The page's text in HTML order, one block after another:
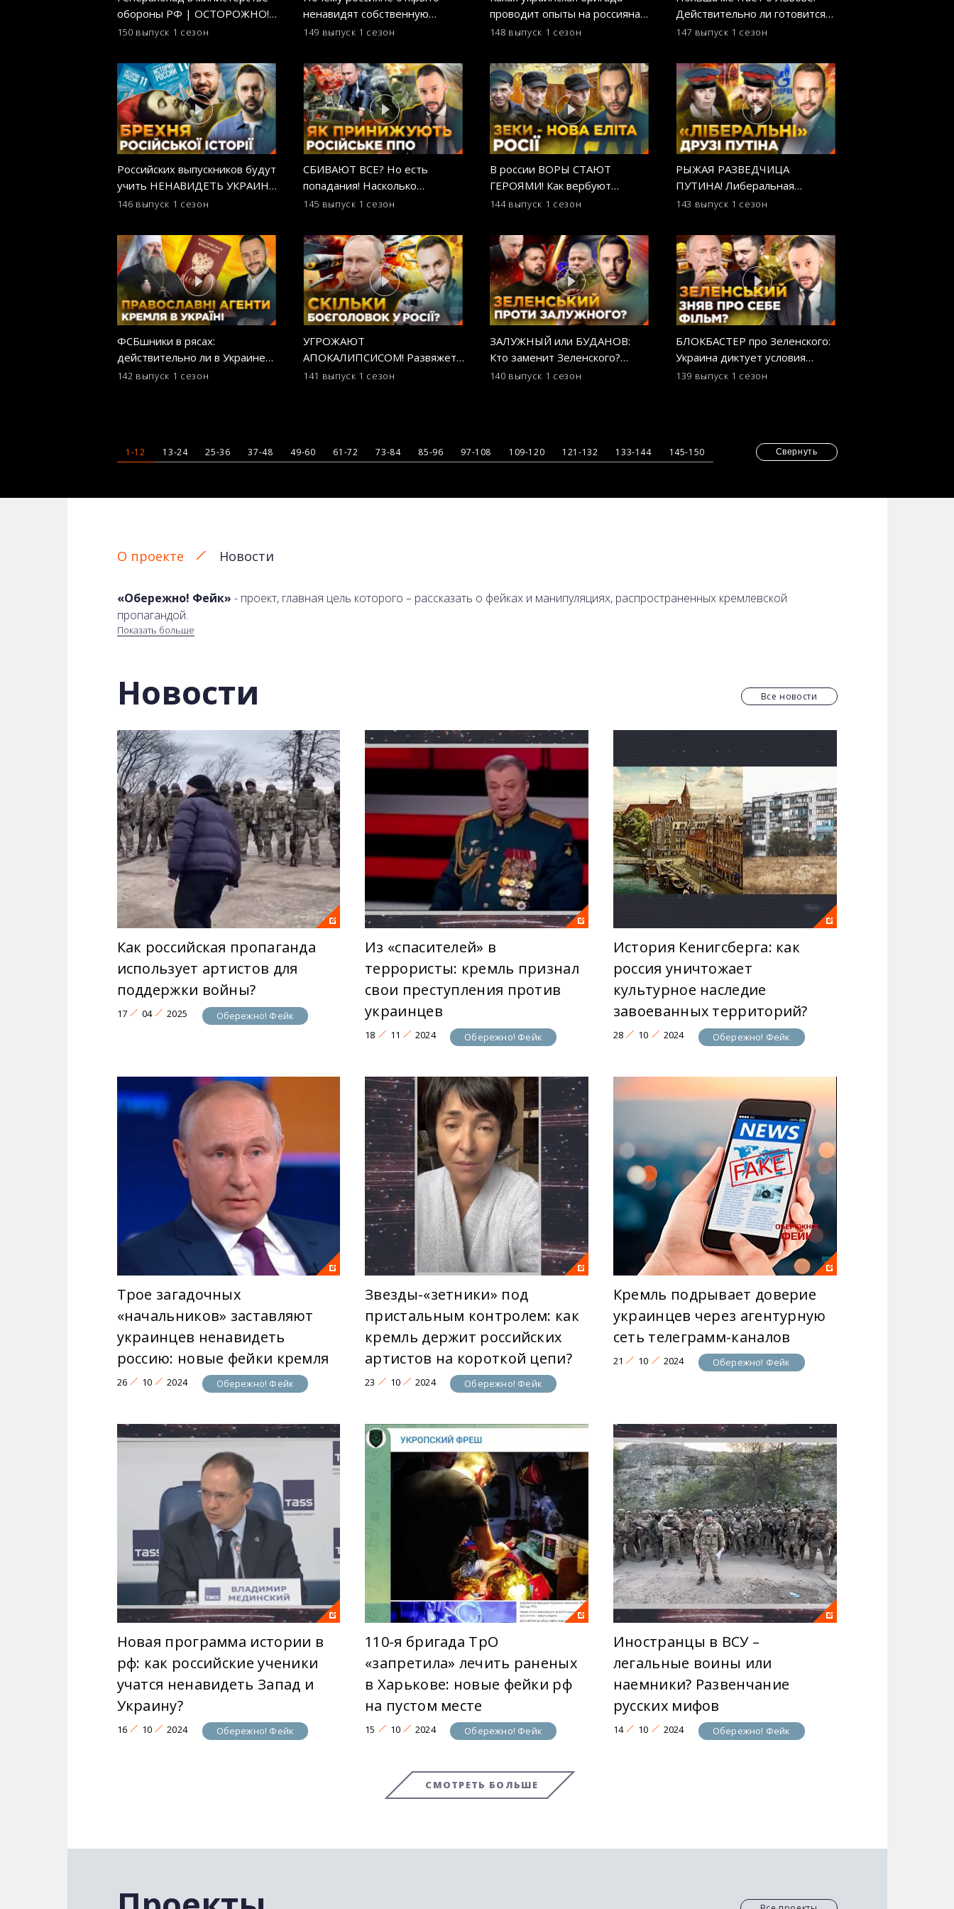
обороны РФ | ОСТОРОЖНО!
ФЕЙК
150 выпуск 1 сезон
ненавидят собственную
армию? ОСТОРОЖНО! ФЕЙК
149 выпуск 1 сезон
проводит опыты на россиянах?
ОСТОРОЖНО! ФЕЙК
148 выпуск 1 сезон
Действительно ли готовится
нападение на Украину с тыла?
147 выпуск 1 сезон
Российских выпускников будут
учить НЕНАВИДЕТЬ УКРАИНУ!
Новая история для старших
146 выпуск 1 сезон
СБИВАЮТ ВСЕ? Но есть
попадания! Насколько
надежно российское ПВО?
145 выпуск 1 сезон
В россии ВОРЫ СТАЮТ
ГЕРОЯМИ! Как вербуют
заключенных в армию рф?
144 выпуск 1 сезон
РЫЖАЯ РАЗВЕДЧИЦА
ПУТИНА! Либеральная
журналистка Латынина
ОСТОРОЖНО! ФЕЙК
143 выпуск 1 сезон
ФСБшники в рясах:
действительно ли в Украине
«преследуют христиан»?
142 выпуск 1 сезон
УГРОЖАЮТ
АПОКАЛИПСИСОМ! Развяжет
ли россия ядерную войну?
141 выпуск 1 сезон
ЗАЛУЖНЫЙ или БУДАНОВ:
Кто заменит Зеленского?
ОСТОРОЖНО! ФЕЙК
140 выпуск 1 сезон
БЛОКБАСТЕР про Зеленского:
Украина диктует условия
Голливуду? ОСТОРОЖНО!
139 выпуск 1 сезон
1-12 13-24 25-36 37-48 49-60 61-72 73-84 85-96 97-108 109-120 121-132 133-144 145-150 Свернуть
О проекте Новости
«Обережно! Фейк» - проект, главная цель которого – рассказать о фейках и манипуляциях, распространенных кремлевской
пропагандой.
Александр Преподобный объяснит, как выявлять дезинформацию, чтобы не попасть на крючок вражеской пропаганды.
Показать больше
Новости Все новости
Как российская пропаганда
использует артистов для
поддержки войны?
17 04 2025 Обережно! Фейк
Из «спасителей» в
террористы: кремль признал
свои преступления против
украинцев
18 11 2024 Обережно! Фейк
История Кенигсберга: как
россия уничтожает
культурное наследие
завоеванных территорий?
28 10 2024 Обережно! Фейк
Трое загадочных
«начальников» заставляют
украинцев ненавидеть
россию: новые фейки кремля
26 10 2024 Обережно! Фейк
Звезды-«зетники» под
пристальным контролем: как
кремль держит российских
артистов на короткой цепи?
23 10 2024 Обережно! Фейк
Кремль подрывает доверие
украинцев через агентурную
сеть телеграмм-каналов
21 10 2024 Обережно! Фейк
Новая программа истории в
рф: как российские ученики
учатся ненавидеть Запад и
Украину?
16 10 2024 Обережно! Фейк
110-я бригада ТрО
«запретила» лечить раненых
в Харькове: новые фейки рф
на пустом месте
15 10 2024 Обережно! Фейк
Иностранцы в ВСУ –
легальные воины или
наемники? Развенчание
русских мифов
14 10 2024 Обережно! Фейк
СМОТРЕТЬ БОЛЬШЕ